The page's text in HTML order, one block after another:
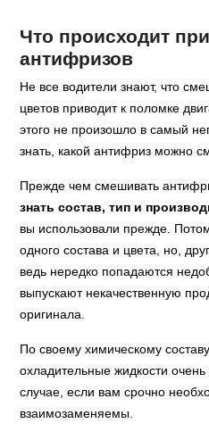
Что происходит
антифризов
Не все водители знают, что
цветов приводит к поломке
этого не произошло в самый
знать, какой антифриз можно
Прежде чем смешивать
знать состав, тип и
вы использовали прежде.
одного состава и цвета, но,
ведь нередко попадаются
выпускают некачественную
оригинала.
По своему химическому
охладительные жидкости
случае, если вам срочно
взаимозаменяемы.